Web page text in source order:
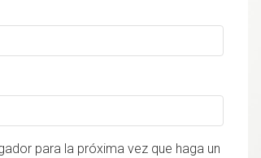
para la próxima vez que haga un